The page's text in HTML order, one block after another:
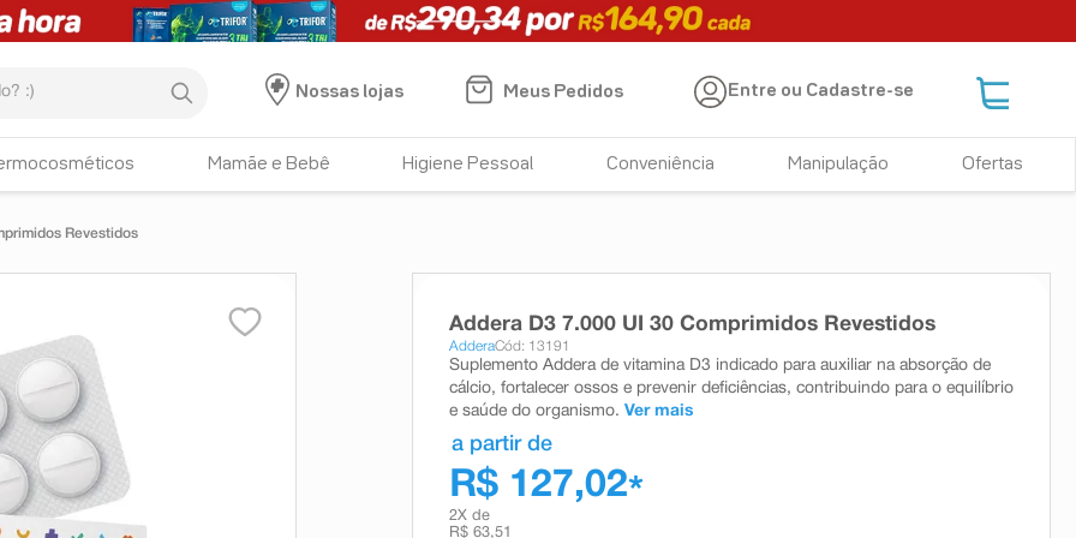
Nossas lojas
Meus Pedidos Entre ou Cadastre-se
Mamãe e Bebê Higiene Pessoal Conveniência Manipulação Ofertas
Revestidos
Addera D3 7.000 UI 30 Comprimidos Revestidos
AdderaCód: 13191
Suplemento Addera de vitamina D3 indicado para auxiliar na absorção de
cálcio, fortalecer ossos e prevenir deficiências, contribuindo para o equilíbrio
e saúde do organismo. Ver mais
a partir de
R$ 127,02*
2X de
R$ 63,51